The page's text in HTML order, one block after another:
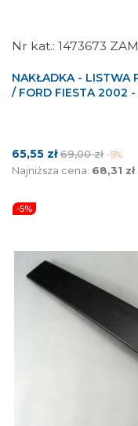
1473673 ZAM
NAKŁADKA - LISTWA
/ FORD FIESTA 2002
Cena
65,55 zł Cena
podstawowa
69,00 zł -5%
Najniższa cena: 68,31 zł
-5%